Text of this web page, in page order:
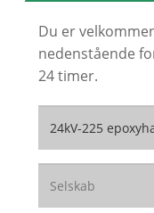
Du er
nedenstående
24 timer.